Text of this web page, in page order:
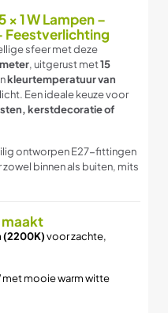
× 1 W Lampen –
Feestverlichting
sfeer met deze
, uitgerust met15
kleurtemperatuur van
Een ideale keuze voor
kerstdecoratie of
ontworpen E27-fittingen
binnen als buiten, mits
maakt
(2200K)voor zachte,
met mooie warm witte